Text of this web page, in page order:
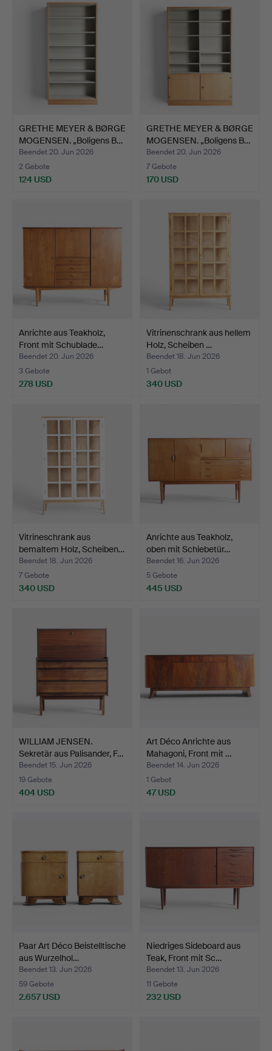
GRETHE MEYER & BØRGE
MOGENSEN. „Boligens B…
Beendet 20. Jun 2026
2 Gebote
124 USD
GRETHE MEYER & BØRGE
MOGENSEN. „Boligens B…
Beendet 20. Jun 2026
7 Gebote
170 USD
Anrichte aus Teakholz,
Front mit Schublade…
Beendet 20. Jun 2026
3 Gebote
278 USD
Vitrinenschrank aus hellem
Holz, Scheiben …
Beendet 18. Jun 2026
1 Gebot
340 USD
Vitrineschrank aus
bemaltem Holz, Scheiben…
Beendet 18. Jun 2026
7 Gebote
340 USD
Anrichte aus Teakholz,
oben mit Schiebetür…
Beendet 16. Jun 2026
5 Gebote
445 USD
WILLIAM JENSEN.
Sekretär aus Palisander, F…
Beendet 15. Jun 2026
19 Gebote
404 USD
Art Déco Anrichte aus
Mahagoni, Front mit …
Beendet 14. Jun 2026
1 Gebot
47 USD
Paar Art Déco Beistelltische
aus Wurzelhol…
Beendet 13. Jun 2026
59 Gebote
2.657 USD
Niedriges Sideboard aus
Teak, Front mit Sc…
Beendet 13. Jun 2026
11 Gebote
232 USD